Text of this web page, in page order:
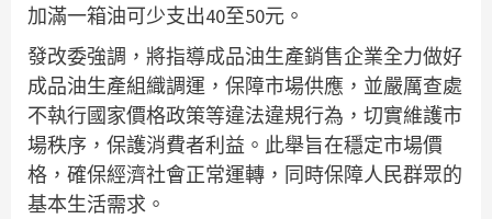
加滿一箱油可少支出40至50元。
發改委強調，將指導成品油生產銷售企業全力做好
成品油生產組織調運，保障市場供應，並嚴厲查處
不執行國家價格政策等違法違規行為，切實維護市
場秩序，保護消費者利益。此舉旨在穩定市場價
格，確保經濟社會正常運轉，同時保障人民群眾的
基本生活需求。